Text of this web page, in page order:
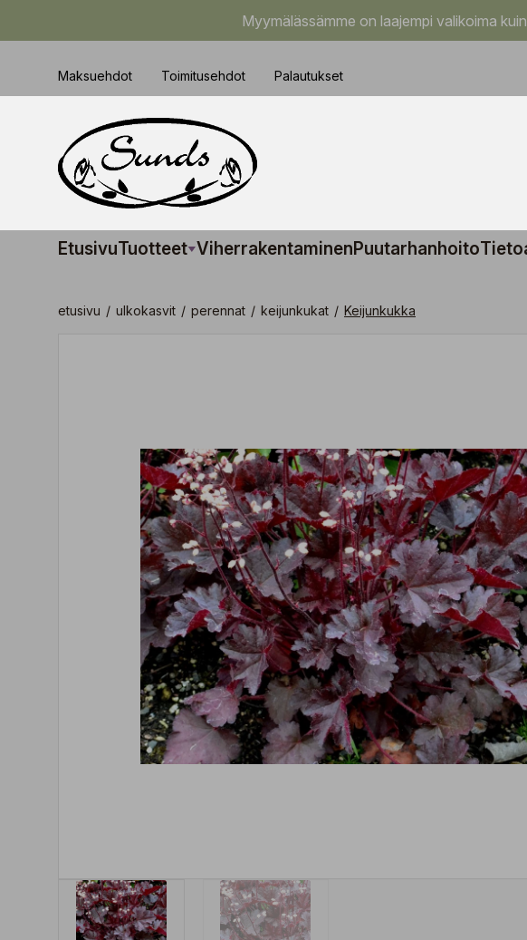
Myymälässämme on laajempi valikoima
Maksuehdot Toimitusehdot Palautukset
EtusivuTuotteet ViherrakentaminenPuutarhanhoito
etusivu / ulkokasvit / perennat / keijunkukat / Keijunkukka